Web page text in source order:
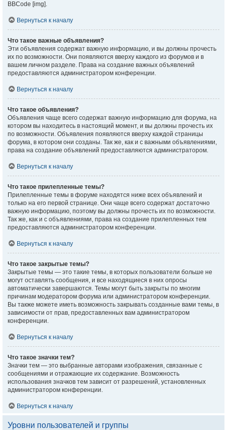
BBCode [img].
Вернуться к началу
Что такое важные объявления?
Эти объявления содержат важную информацию, и вы должны прочесть
их по возможности. Они появляются вверху каждого из форумов и в
вашем личном разделе. Права на создание важных объявлений
предоставляются администратором конференции.
Вернуться к началу
Что такое объявления?
Объявления чаще всего содержат важную информацию для форума, на
котором вы находитесь в настоящий момент, и вы должны прочесть их
по возможности. Объявления появляются вверху каждой страницы
форума, в котором они созданы. Так же, как и с важными объявлениями,
права на создание объявлений предоставляются администратором.
Вернуться к началу
Что такое прилепленные темы?
Прилепленные темы в форуме находятся ниже всех объявлений и
только на его первой странице. Они чаще всего содержат достаточно
важную информацию, поэтому вы должны прочесть их по возможности.
Так же, как и с объявлениями, права на создание прилепленных тем
предоставляются администратором конференции.
Вернуться к началу
Что такое закрытые темы?
Закрытые темы — это такие темы, в которых пользователи больше не
могут оставлять сообщения, и все находящиеся в них опросы
автоматически завершаются. Темы могут быть закрыты по многим
причинам модератором форума или администратором конференции.
Вы также можете иметь возможность закрывать созданные вами темы, в
зависимости от прав, предоставленных вам администратором
конференции.
Вернуться к началу
Что такое значки тем?
Значки тем — это выбранные авторами изображения, связанные с
сообщениями и отражающие их содержание. Возможность
использования значков тем зависит от разрешений, установленных
администратором конференции.
Вернуться к началу
Уровни пользователей и группы